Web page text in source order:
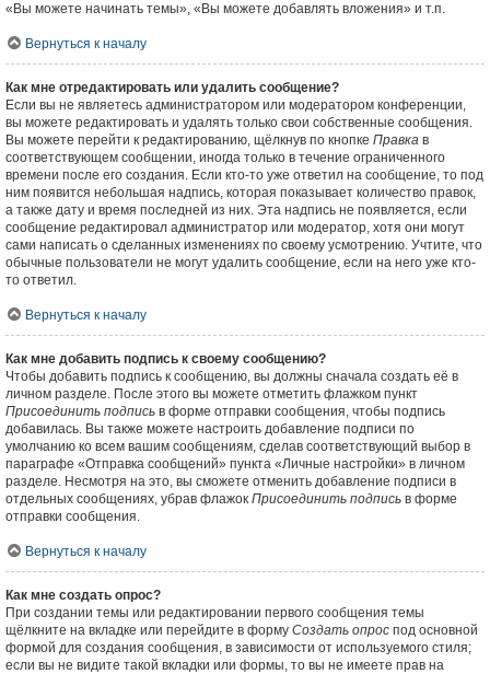
«Вы можете начинать темы», «Вы можете добавлять вложения» и т.п.
Вернуться к началу
Как мне отредактировать или удалить сообщение?
Если вы не являетесь администратором или модератором конференции,
вы можете редактировать и удалять только свои собственные сообщения.
Вы можете перейти к редактированию, щёлкнув по кнопке Правка в
соответствующем сообщении, иногда только в течение ограниченного
времени после его создания. Если кто-то уже ответил на сообщение, то под
ним появится небольшая надпись, которая показывает количество правок,
а также дату и время последней из них. Эта надпись не появляется, если
сообщение редактировал администратор или модератор, хотя они могут
сами написать о сделанных изменениях по своему усмотрению. Учтите, что
обычные пользователи не могут удалить сообщение, если на него уже кто-
то ответил.
Вернуться к началу
Как мне добавить подпись к своему сообщению?
Чтобы добавить подпись к сообщению, вы должны сначала создать её в
личном разделе. После этого вы можете отметить флажком пункт
Присоединить подпись в форме отправки сообщения, чтобы подпись
добавилась. Вы также можете настроить добавление подписи по
умолчанию ко всем вашим сообщениям, сделав соответствующий выбор в
параграфе «Отправка сообщений» пункта «Личные настройки» в личном
разделе. Несмотря на это, вы сможете отменить добавление подписи в
отдельных сообщениях, убрав флажок Присоединить подпись в форме
отправки сообщения.
Вернуться к началу
Как мне создать опрос?
При создании темы или редактировании первого сообщения темы
щёлкните на вкладке или перейдите в форму Создать опрос под основной
формой для создания сообщения, в зависимости от используемого стиля;
если вы не видите такой вкладки или формы, то вы не имеете прав на